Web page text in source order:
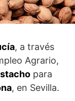
, a través
Agrario,
para
, en Sevilla.